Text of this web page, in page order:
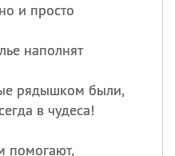
и просто
наполнят
рядышком были,
в чудеса!
помогают,